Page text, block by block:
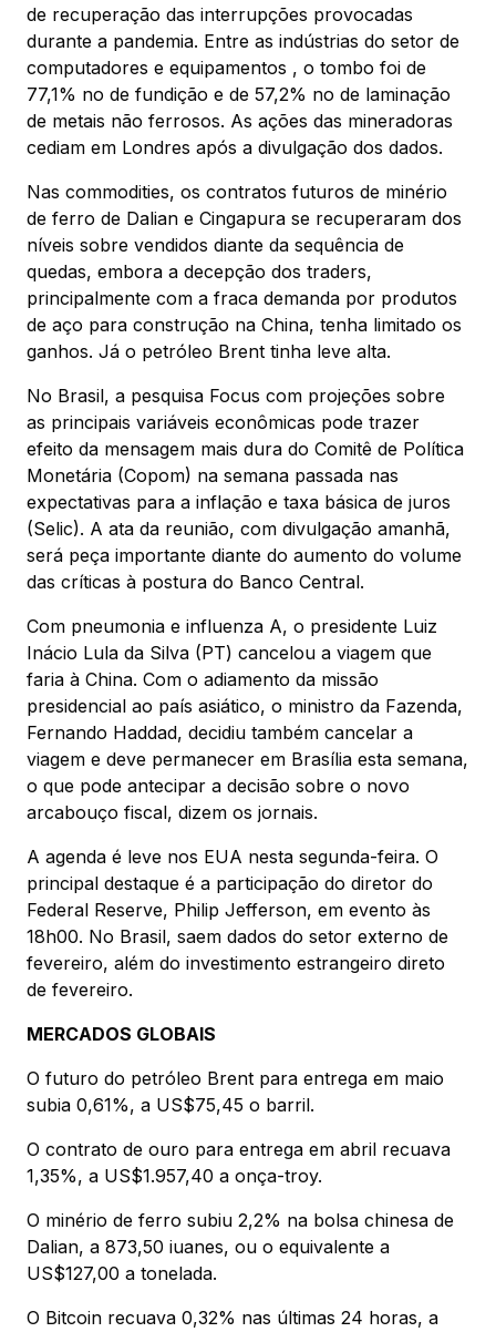
de recuperação das interrupções provocadas
durante a pandemia. Entre as indústrias do setor de
computadores e equipamentos , o tombo foi de
77,1% no de fundição e de 57,2% no de laminação
de metais não ferrosos. As ações das mineradoras
cediam em Londres após a divulgação dos dados.
Nas commodities, os contratos futuros de minério
de ferro de Dalian e Cingapura se recuperaram dos
níveis sobre vendidos diante da sequência de
quedas, embora a decepção dos traders,
principalmente com a fraca demanda por produtos
de aço para construção na China, tenha limitado os
ganhos. Já o petróleo Brent tinha leve alta.
No Brasil, a pesquisa Focus com projeções sobre
as principais variáveis econômicas pode trazer
efeito da mensagem mais dura do Comitê de Política
Monetária (Copom) na semana passada nas
expectativas para a inflação e taxa básica de juros
(Selic). A ata da reunião, com divulgação amanhã,
será peça importante diante do aumento do volume
das críticas à postura do Banco Central.
Com pneumonia e influenza A, o presidente Luiz
Inácio Lula da Silva (PT) cancelou a viagem que
faria à China. Com o adiamento da missão
presidencial ao país asiático, o ministro da Fazenda,
Fernando Haddad, decidiu também cancelar a
viagem e deve permanecer em Brasília esta semana,
o que pode antecipar a decisão sobre o novo
arcabouço fiscal, dizem os jornais.
A agenda é leve nos EUA nesta segunda-feira. O
principal destaque é a participação do diretor do
Federal Reserve, Philip Jefferson, em evento às
18h00. No Brasil, saem dados do setor externo de
fevereiro, além do investimento estrangeiro direto
de fevereiro.
MERCADOS GLOBAIS
O futuro do petróleo Brent para entrega em maio
subia 0,61%, a US$75,45 o barril.
O contrato de ouro para entrega em abril recuava
1,35%, a US$1.957,40 a onça-troy.
O minério de ferro subiu 2,2% na bolsa chinesa de
Dalian, a 873,50 iuanes, ou o equivalente a
US$127,00 a tonelada.
O Bitcoin recuava 0,32% nas últimas 24 horas, a